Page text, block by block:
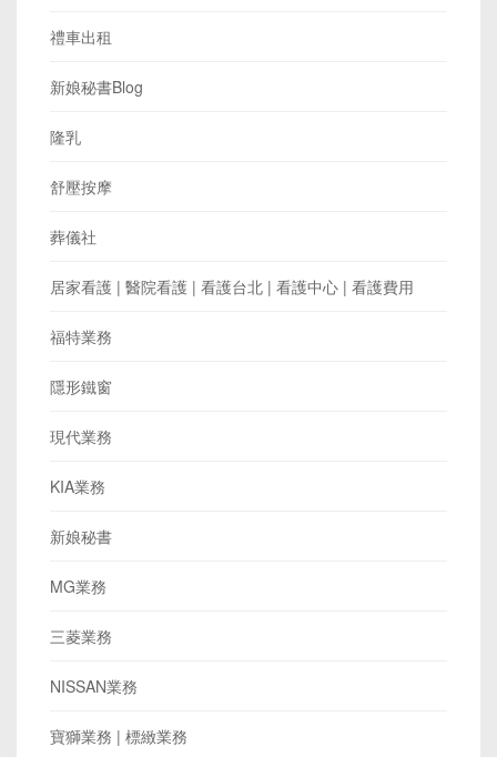
禮車出租
新娘秘書Blog
隆乳
舒壓按摩
葬儀社
居家看護 | 醫院看護 | 看護台北 | 看護中心 | 看護費用
福特業務
隱形鐵窗
現代業務
KIA業務
新娘秘書
MG業務
三菱業務
NISSAN業務
寶獅業務 | 標緻業務